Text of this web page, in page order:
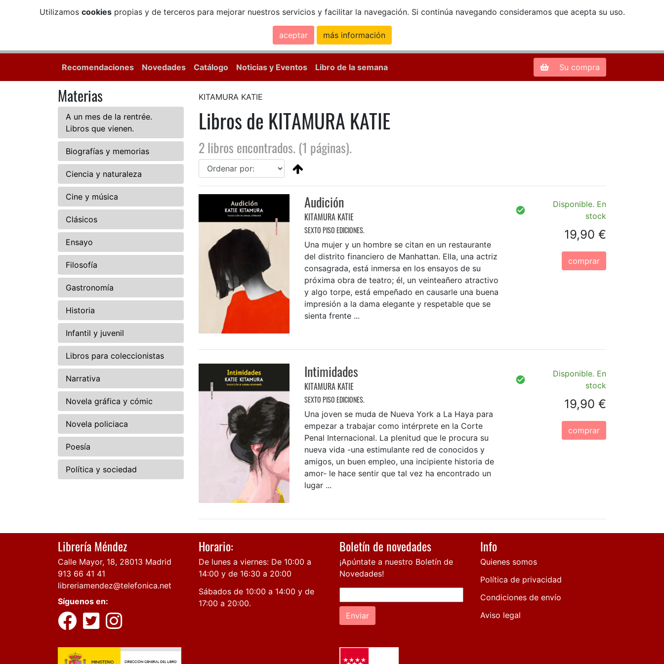
Utilizamos cookiespropias y de terceros para mejorar nuestros servicios y facilitar la navegación. Si continúa navegando consideramos que acepta su uso.
aceptar más información
Zona de Clientes
Recomendaciones Novedades Catálogo Noticias y Eventos Libro de la semana Su compra
Materias
A un mes de la rentrée.
Libros que vienen.
Biografías y memorias
Ciencia y naturaleza
Cine y música
Clásicos
Ensayo
Filosofía
Gastronomía
Historia
Infantil y juvenil
Libros para coleccionistas
Narrativa
Novela gráfica y cómic
Novela policiaca
Poesía
Política y sociedad
KITAMURA KATIE
Libros de KITAMURA KATIE
2 libros encontrados. (1 páginas).
Audición
KITAMURA KATIE
SEXTO PISO EDICIONES.
Una mujer y un hombre se citan en un restaurante
del distrito financiero de Manhattan. Ella, una actriz
consagrada, está inmersa en los ensayos de su
próxima obra de teatro; él, un veinteañero atractivo
y algo torpe, está empeñado en causarle una buena
impresión a la dama elegante y respetable que se
sienta frente ...
Disponible. En
stock
19,90 €
comprar
Intimidades
KITAMURA KATIE
SEXTO PISO EDICIONES.
Una joven se muda de Nueva York a La Haya para
empezar a trabajar como intérprete en la Corte
Penal Internacional. La plenitud que le procura su
nueva vida -una estimulante red de conocidos y
amigos, un buen empleo, una incipiente historia de
amor- le hace sentir que tal vez ha encontrado un
lugar ...
Disponible. En
stock
19,90 €
comprar
Librería Méndez
Calle Mayor, 18, 28013 Madrid
913 66 41 41
libreriamendez@telefonica.net
Síguenos en:
Horario:
De lunes a viernes: De 10:00 a
14:00 y de 16:30 a 20:00
Sábados de 10:00 a 14:00 y de
17:00 a 20:00.
Boletín de novedades
¡Apúntate a nuestro Boletín de
Novedades!
Enviar
Info
Quienes somos
Política de privacidad
Condiciones de envío
Aviso legal